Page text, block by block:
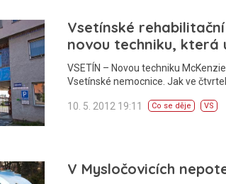
Vsetínské
novou techniku, která
VSETÍN – Novou techniku
Vsetínské nemocnice. Jak ve
10. 5. 2012 19:11 Co se děje VS
V Mysločovicích